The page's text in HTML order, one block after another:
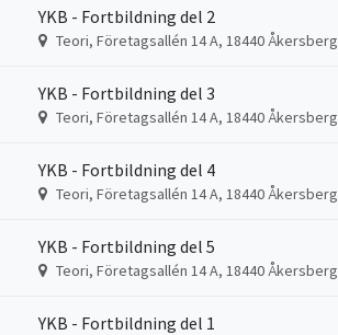
YKB - Fortbildning del 2
Teori, Företagsallén 14 A, 18440
YKB - Fortbildning del 3
Teori, Företagsallén 14 A, 18440
YKB - Fortbildning del 4
Teori, Företagsallén 14 A, 18440
YKB - Fortbildning del 5
Teori, Företagsallén 14 A, 18440
YKB - Fortbildning del 1